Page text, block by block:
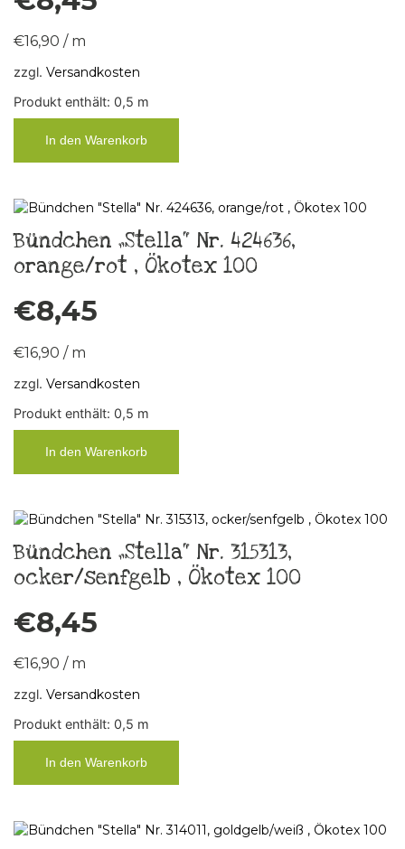
€16,90 / m
zzgl. Versandkosten
Produkt enthält: 0,5 m
In den Warenkorb
Bündchen „Stella“ Nr. 424636,
orange/rot , Ökotex 100
€8,45
€16,90 / m
zzgl. Versandkosten
Produkt enthält: 0,5 m
In den Warenkorb
Bündchen „Stella“ Nr. 315313,
ocker/senfgelb , Ökotex 100
€8,45
€16,90 / m
zzgl. Versandkosten
Produkt enthält: 0,5 m
In den Warenkorb